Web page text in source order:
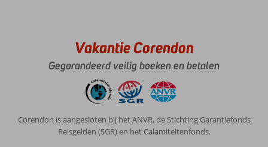
Vakantie Corendon
Gegarandeerd veilig boeken en betalen
Corendon is aangesloten bij het ANVR, de Stichting Garantiefonds
Reisgelden (SGR) en het Calamiteitenfonds.